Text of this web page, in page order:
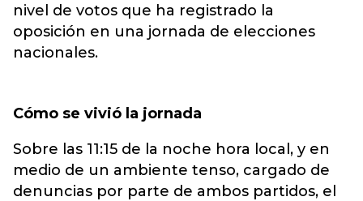
nivel de votos que ha registrado la
oposición en una jornada de elecciones
nacionales.
Cómo se vivió la jornada
Sobre las 11:15 de la noche hora local, y en
medio de un ambiente tenso, cargado de
denuncias por parte de ambos partidos, el